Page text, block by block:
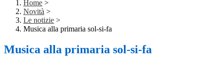
Home >
Novità >
Le notizie >
Musica alla primaria sol-si-fa
Musica alla primaria sol-si-fa